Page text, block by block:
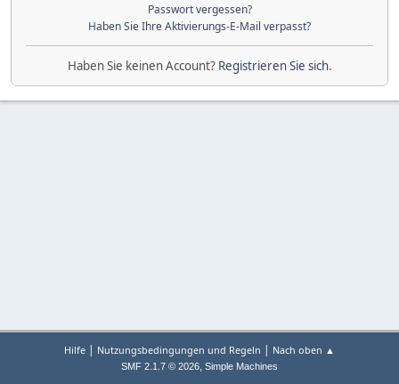
Passwort vergessen?
Haben Sie Ihre Aktivierungs-E-Mail verpasst?
Haben Sie keinen Account? Registrieren Sie sich.
Hilfe | Nutzungsbedingungen und Regeln | Nach oben ▲
SMF 2.1.7 © 2026, Simple Machines